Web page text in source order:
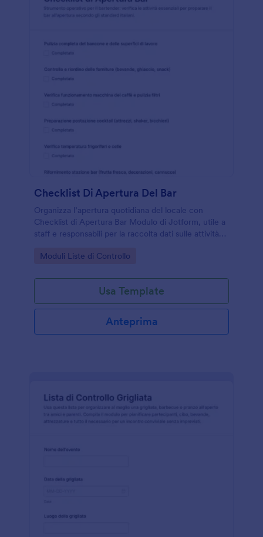
Checklist Di Apertura Del Bar
Organizza l’apertura quotidiana del locale con
Checklist di Apertura Bar Modulo di Jotform, utile a
staff e responsabili per la raccolta dati sulle attività
ordinato.
Go to Category:
Moduli Liste di Controllo
Usa Template
Anteprima